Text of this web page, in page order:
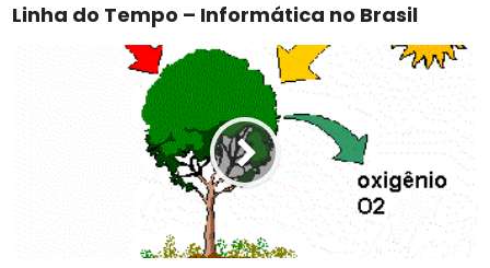
Linha do Tempo – Informática no Brasil